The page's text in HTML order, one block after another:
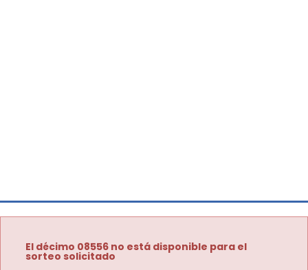
El décimo 08556 no está disponible para el
sorteo solicitado